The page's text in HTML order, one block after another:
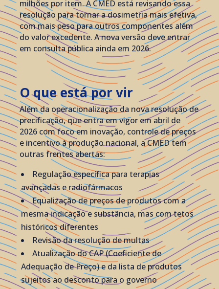
milhões por item. A CMED está revisando essa
resolução para tornar a dosimetria mais efetiva,
com mais peso para outros componentes além
do valor excedente. A nova versão deve entrar
em consulta pública ainda em 2026.
O que está por vir
Além da operacionalização da nova resolução de
precificação, que entra em vigor em abril de
2026 com foco em inovação, controle de preços
e incentivo à produção nacional, a CMED tem
outras frentes abertas:
Regulação específica para terapias
avançadas e radiofármacos
Equalização de preços de produtos com a
mesma indicação e substância, mas com tetos
históricos diferentes
Revisão da resolução de multas
Atualização do CAP (Coeficiente de
Adequação de Preço) e da lista de produtos
sujeitos ao desconto para o governo